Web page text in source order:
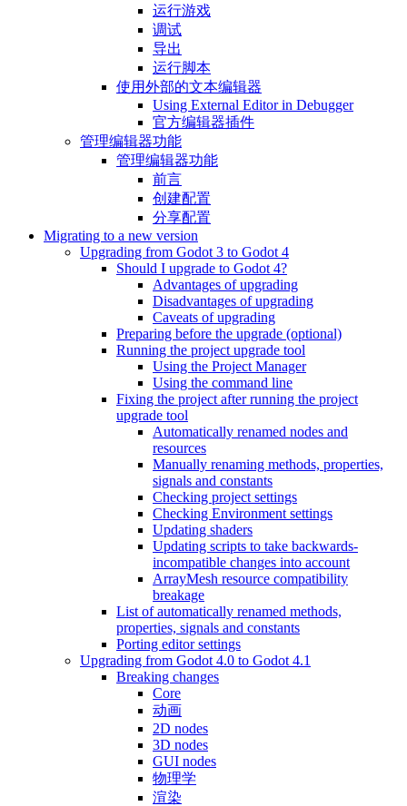
运行游戏
调试
导出
运行脚本
使用外部的文本编辑器
Using External Editor in Debugger
官方编辑器插件
管理编辑器功能
管理编辑器功能
前言
创建配置
分享配置
Migrating to a new version
Upgrading from Godot 3 to Godot 4
Should I upgrade to Godot 4?
Advantages of upgrading
Disadvantages of upgrading
Caveats of upgrading
Preparing before the upgrade (optional)
Running the project upgrade tool
Using the Project Manager
Using the command line
Fixing the project after running the project
upgrade tool
Automatically renamed nodes and
resources
Manually renaming methods, properties,
signals and constants
Checking project settings
Checking Environment settings
Updating shaders
Updating scripts to take backwards-
incompatible changes into account
ArrayMesh resource compatibility
breakage
List of automatically renamed methods,
properties, signals and constants
Porting editor settings
Upgrading from Godot 4.0 to Godot 4.1
Breaking changes
Core
动画
2D nodes
3D nodes
GUI nodes
物理学
渲染